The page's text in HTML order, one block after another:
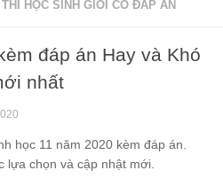
HỌC SINH GIỎI CÓ ĐÁP ÁN
đáp án Hay và Khó
nhất
học 11 năm 2020 kèm đáp án.
lựa chọn và cập nhật mới.